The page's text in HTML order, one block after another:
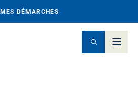
MES DÉMARCHES